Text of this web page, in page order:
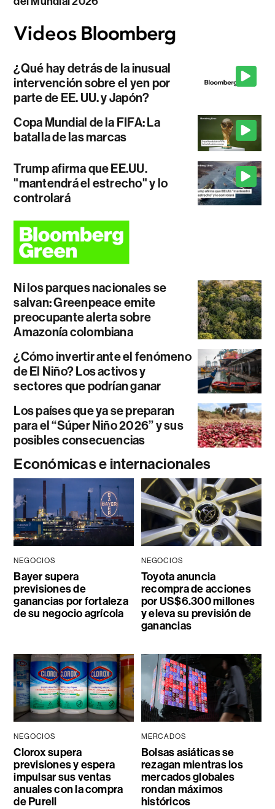
¿Qué hay detrás de la inusual
intervención sobre el yen por
parte de EE. UU. y Japón?
Copa Mundial de la FIFA: La
batalla de las marcas
Trump afirma que EE.UU.
"mantendrá el estrecho" y lo
controlará
Ni los parques nacionales se
salvan: Greenpeace emite
preocupante alerta sobre
Amazonía colombiana
¿Cómo invertir ante el fenómeno
de El Niño? Los activos y
sectores que podrían ganar
Los países que ya se preparan
para el “Súper Niño 2026” y sus
posibles consecuencias
Económicas e internacionales
NEGOCIOS
Bayer supera
previsiones de
ganancias por fortaleza
de su negocio agrícola
NEGOCIOS
Toyota anuncia
recompra de acciones
por US$6.300 millones
y eleva su previsión de
ganancias
NEGOCIOS
Clorox supera
previsiones y espera
impulsar sus ventas
anuales con la compra
de Purell
MERCADOS
Bolsas asiáticas se
rezagan mientras los
mercados globales
rondan máximos
históricos